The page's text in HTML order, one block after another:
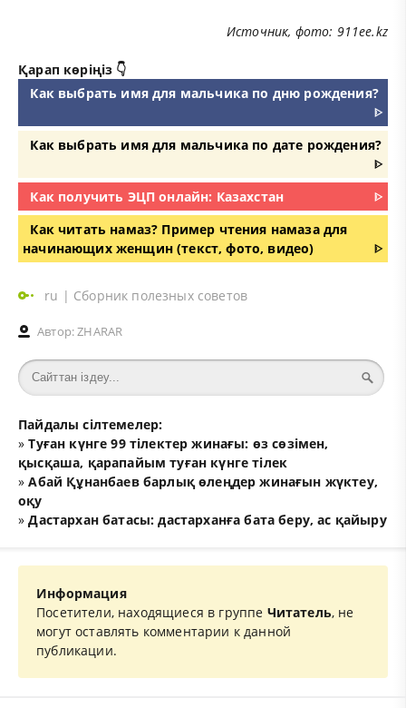
Источник, фото: 911ee.kz
Қарап көріңіз 👇
Как выбрать имя для мальчика по дню рождения?
ᐈ
Как выбрать имя для мальчика по дате рождения?
ᐈ
Как получить ЭЦП онлайн: Казахстан
ᐈ
Как читать намаз? Пример чтения намаза для
начинающих женщин (текст, фото, видео)
ᐈ
ru | Сборник полезных советов
Автор:ZHARAR
Пайдалы сілтемелер:
»Туған күнге 99 тілектер жинағы: өз сөзімен,
қысқаша, қарапайым туған күнге тілек
»Абай Құнанбаев барлық өлеңдер жинағын жүктеу,
оқу
»Дастархан батасы: дастарханға бата беру, ас қайыру
Информация
Посетители, находящиеся в группе Читатель, не
могут оставлять комментарии к данной
публикации.